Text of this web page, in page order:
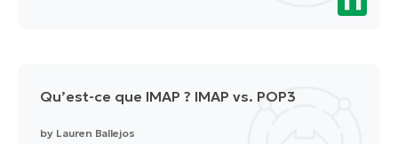
Qu’est-ce que IMAP ? IMAP vs. POP3
by Lauren Ballejos